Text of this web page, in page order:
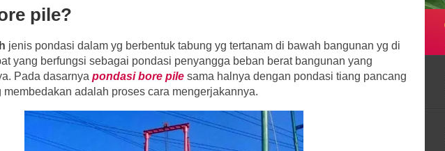
pile?
jenis pondasi dalam yg berbentuk tabung yg tertanam di bawah bangunan yg di
yang berfungsi sebagai pondasi penyangga beban berat bangunan yang
Pada dasarnya pondasi bore pile sama halnya dengan pondasi tiang pancang
membedakan adalah proses cara mengerjakannya.